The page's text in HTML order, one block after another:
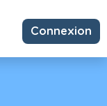
Connexion